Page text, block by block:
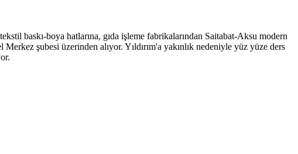
baskı-boya hatlarına, gıda işleme fabrikalarından Saitabat-Aksu modern
şubesi üzerinden alıyor. Yıldırım'a yakınlık nedeniyle yüz yüze ders